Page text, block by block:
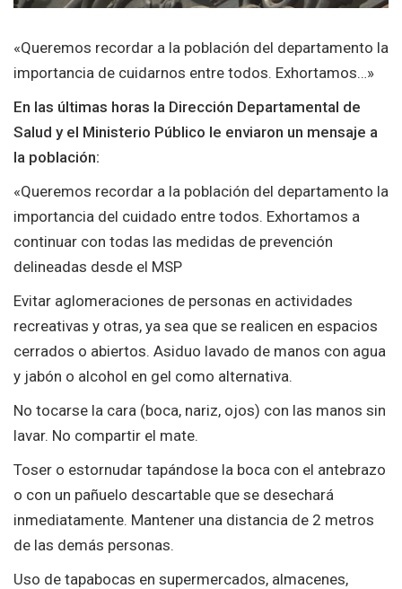
«Queremos recordar a la población del departamento la
importancia de cuidarnos entre todos. Exhortamos…»
En las últimas horas la Dirección Departamental de
Salud y el Ministerio Público le enviaron un mensaje a
la población:
«Queremos recordar a la población del departamento la
importancia del cuidado entre todos. Exhortamos a
continuar con todas las medidas de prevención
delineadas desde el MSP
Evitar aglomeraciones de personas en actividades
recreativas y otras, ya sea que se realicen en espacios
cerrados o abiertos. Asiduo lavado de manos con agua
y jabón o alcohol en gel como alternativa.
No tocarse la cara (boca, nariz, ojos) con las manos sin
lavar. No compartir el mate.
Toser o estornudar tapándose la boca con el antebrazo
o con un pañuelo descartable que se desechará
inmediatamente. Mantener una distancia de 2 metros
de las demás personas.
Uso de tapabocas en supermercados, almacenes,